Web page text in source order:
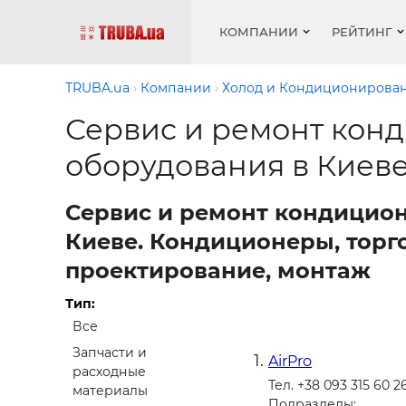
КОМПАНИИ РЕЙТИНГ
Разное
Монтаж
Фото
TRUBA.ua Компании Холод и
Сервис и ремонт
оборудования в
Сервис и ремонт
Киеве. Кондиционеры,
проектирование, монтаж
Тип:
Все
Запчасти и
расходные
материалы
AirPro
Тел. +38 093 315 60